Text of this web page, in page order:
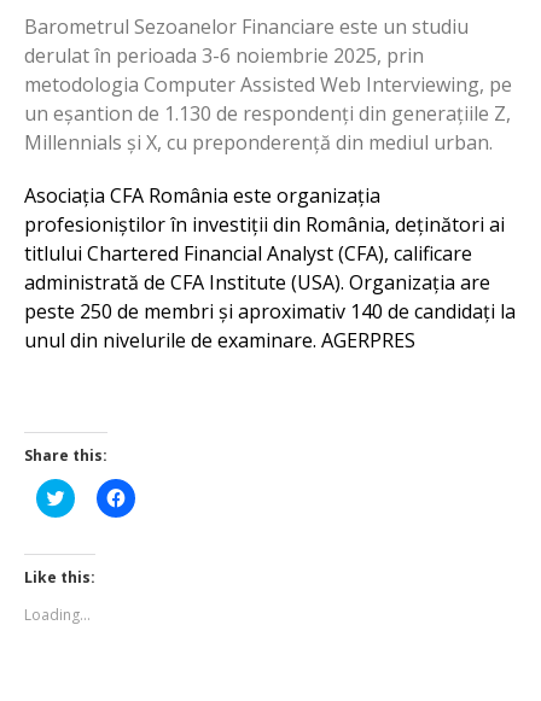
Barometrul Sezoanelor Financiare este un studiu
derulat în perioada 3-6 noiembrie 2025, prin
metodologia Computer Assisted Web Interviewing, pe
un eșantion de 1.130 de respondenți din generațiile Z,
Millennials și X, cu preponderență din mediul urban.
Asociația CFA România este organizația
profesioniștilor în investiții din România, deținători ai
titlului Chartered Financial Analyst (CFA), calificare
administrată de CFA Institute (USA). Organizația are
peste 250 de membri și aproximativ 140 de candidați la
unul din nivelurile de examinare. AGERPRES
Share this:
Click
to
Twitter
(Opens
in
window)
Click
to
Like this:
Loading...